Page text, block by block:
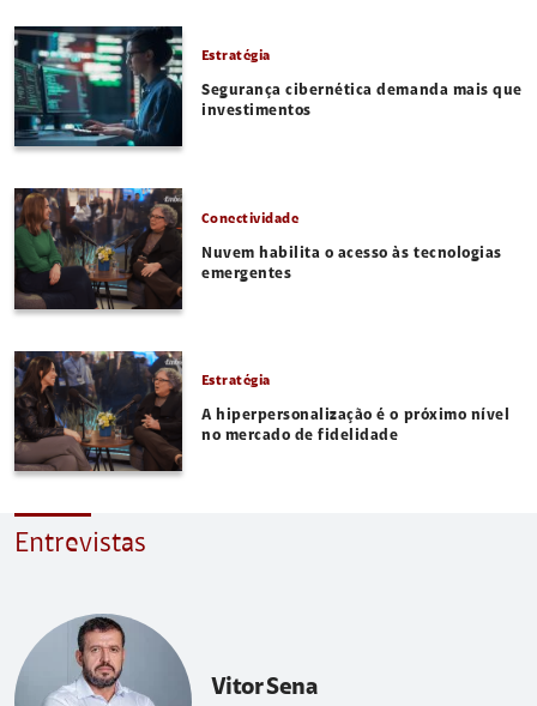
Estratégia
Segurança cibernética demanda mais que
investimentos
Conectividade
Nuvem habilita o acesso às tecnologias
emergentes
Estratégia
A hiperpersonalização é o próximo nível
no mercado de fidelidade
Entrevistas
Vitor Sena